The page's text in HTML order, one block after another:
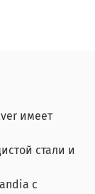
имеет
стали и
с